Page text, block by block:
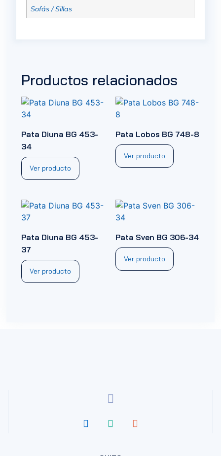
Sofás / Sillas
Productos relacionados
Pata Diuna BG 453-
34
Ver producto
Pata Lobos BG 748-8
Ver producto
Pata Diuna BG 453-
37
Ver producto
Pata Sven BG 306-34
Ver producto